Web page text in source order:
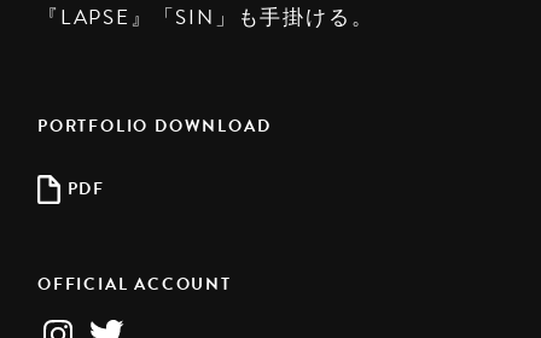
『LAPSE』「SIN」も手掛ける。
PORTFOLIO DOWNLOAD
PDF
OFFICIAL ACCOUNT